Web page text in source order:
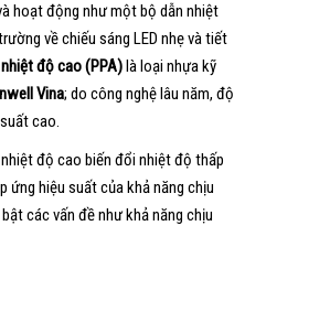
hoạt động như một bộ dẫn nhiệt
về chiếu sáng LED nhẹ và tiết
nhiệt độ cao (PPA)là loại nhựa kỹ
Vina; do công nghệ lâu năm, độ
cao.
độ cao biến đổi nhiệt độ thấp
ứng hiệu suất của khả năng chịu
các vấn đề như khả năng chịu